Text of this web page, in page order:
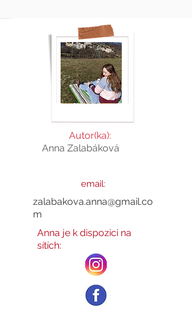
Autor(ka):
Anna Zalabáková
email:
zalabakova.anna@gmail.co
m
Anna je k dispozici na
sítích: